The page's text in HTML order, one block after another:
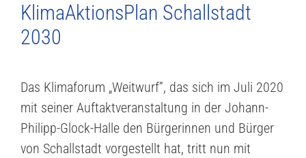
KlimaAktionsPlan Schallstadt
2030
Das Klimaforum „Weitwurf”, das sich im Juli 2020
mit seiner Auftaktveranstaltung in der Johann-
Philipp-Glock-Halle den Bürgerinnen und Bürger
von Schallstadt vorgestellt hat, tritt nun mit